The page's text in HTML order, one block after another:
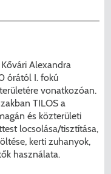
energetikai
elvezetés
II. ütem
Alexandra
órától I. fokú
vonatkozóan.
TILOS a
és közterületi
locsolása/tisztítása,
kerti zuhanyok,
használata.